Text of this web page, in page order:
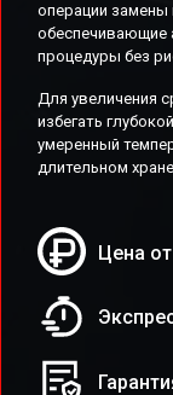
операции замены
обеспечивающие
процедуры без
Для увеличения
избегать
умеренный
длительном
Цена от